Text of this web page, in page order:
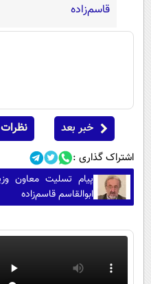
قاسم‌زاده
خبر بعد نظرات
اشتراک گذاری :
پیام تسلیت معاون
ابوالقاسم قاسم‌زاده